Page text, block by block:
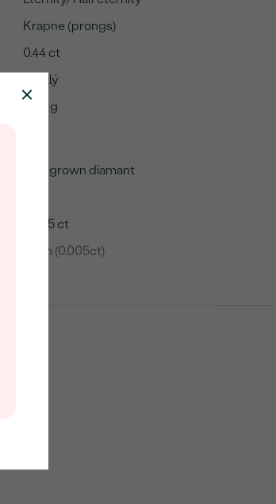
Krapne (prongs)
0.44 ct
Lesklý
3.85 g
Lab-grown diamant
0.365 ct
1 mm (0.005ct)